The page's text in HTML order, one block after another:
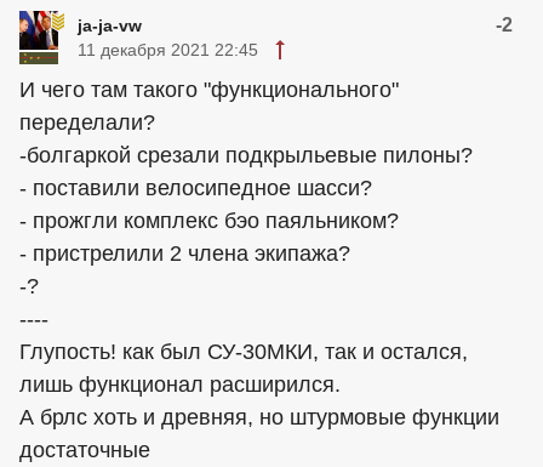
ja-ja-vw -2
11 декабря 2021 22:45
И чего там такого "функционального"
переделали?
-болгаркой срезали подкрыльевые пилоны?
- поставили велосипедное шасси?
- прожгли комплекс бэо паяльником?
- пристрелили 2 члена экипажа?
-?
----
Глупость! как был СУ-30МКИ, так и остался,
лишь функционал расширился.
А брлс хоть и древняя, но штурмовые функции
достаточные